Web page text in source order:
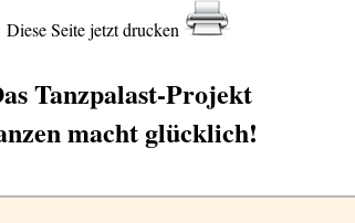
Diese Seite jetzt drucken
Tanzpalast-Projekt
macht glücklich!